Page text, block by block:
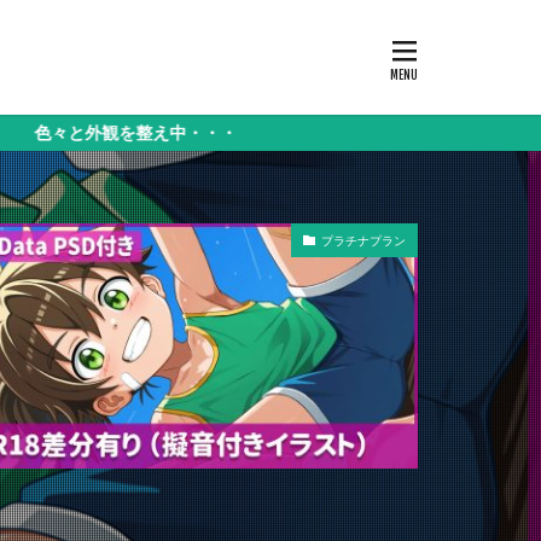
観を整え中・・・
プラチナプラン